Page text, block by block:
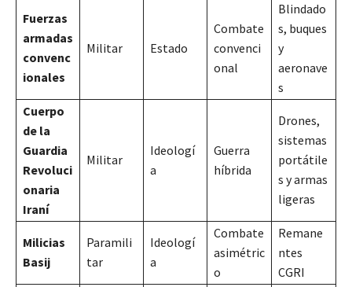
Fuerzas
armadas
convenc
ionales
Militar Estado
Combate
convenci
onal
Blindado
s, buques
y
aeronave
s
Cuerpo
de la
Guardia
Revoluci
onaria
Iraní
Militar
Ideologí
a
Guerra
híbrida
Drones,
sistemas
portátile
s y armas
ligeras
Milicias
Basij
Paramili
tar
Ideologí
a
Combate
asimétric
o
Remane
ntes
CGRI